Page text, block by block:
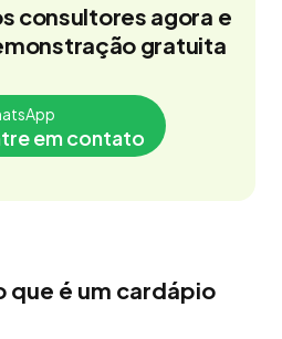
consultores agora e
gratuita
em contato
que é um cardápio